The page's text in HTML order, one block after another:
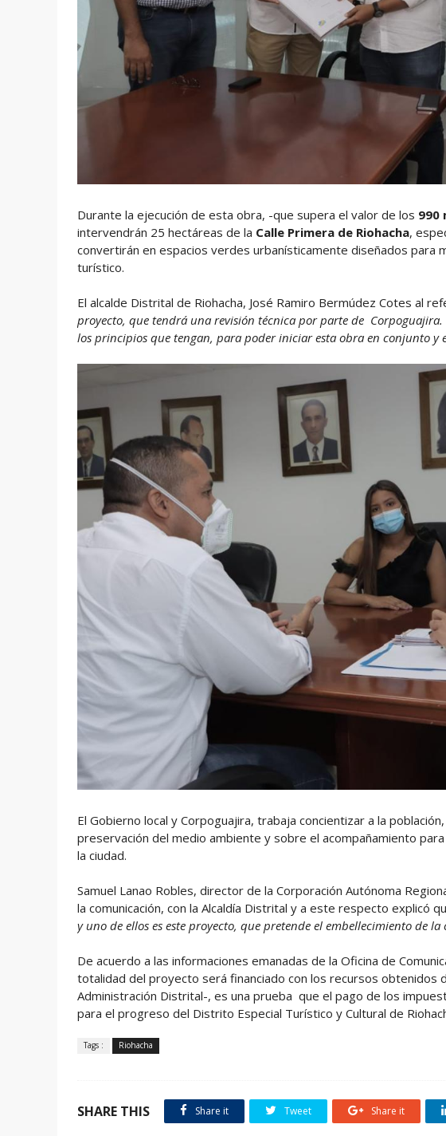
Durante la ejecución de esta obra, -que supera el valor de los 990
intervendrán 25 hectáreas de la Calle Primera de Riohacha,
convertirán en espacios verdes urbanísticamente diseñados
turístico.
El alcalde Distrital de Riohacha, José Ramiro Bermúdez Cotes al
proyecto, que tendrá una revisión técnica por parte de
los principios que tengan, para poder iniciar esta obra en conjunto y
El Gobierno local y Corpoguajira, trabaja concientizar a la
preservación del medio ambiente y sobre el acompañamiento
la ciudad.
Samuel Lanao Robles, director de la Corporación Autónoma
la comunicación, con la Alcaldía Distrital y a este respecto explicó
y uno de ellos es este proyecto, que pretende el embellecimiento de la
De acuerdo a las informaciones emanadas de la Oficina de
totalidad del proyecto será financiado con los recursos obtenidos
Administración Distrital-, es una prueba que el pago de los
para el progreso del Distrito Especial Turístico y Cultural de
Tags : Riohacha
SHARE THIS Share it Tweet Share it